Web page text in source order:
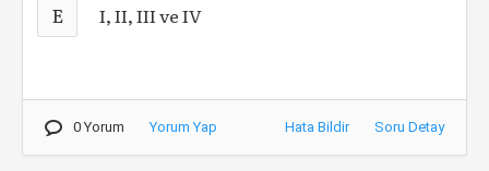
E I, II, III ve IV
0 Yorum Yorum Yap Hata Bildir Soru Detay